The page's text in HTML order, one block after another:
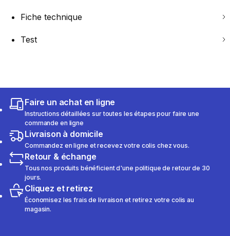
Fiche technique
Test
Faire un achat en ligne
Instructions détaillées sur toutes les étapes pour faire une
commande en ligne
Livraison à domicile
Commandez en ligne et recevez votre colis chez vous.
Retour & échange
Tous nos produits bénéficient d'une politique de retour de 30
jours.
Cliquez et retirez
Économisez les frais de livraison et retirez votre colis au
magasin.